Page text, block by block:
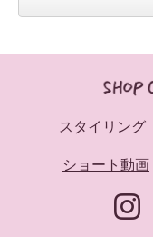
スタイリング
ショート動画